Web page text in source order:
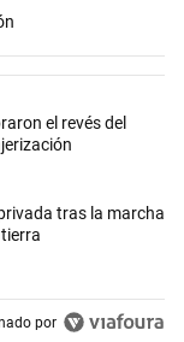
en los
y Lousteau
el revés del
de la ley de
tras la marcha
por